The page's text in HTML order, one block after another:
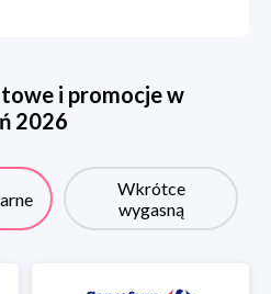
i promocje w
2026
Wkrótce
wygasną